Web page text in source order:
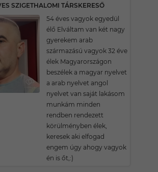
SZIGETHALOMI TÁRSKERESŐ
54 éves vagyok egyedül
élő Elváltam van két nagy
gyerekem arab
származású vagyok 32 éve
élek Magyarországon
beszélek a magyar nyelvet
a arab nyelvet angol
nyelvet van saját lakásom
munkám minden
rendben rendezett
körülményben élek,
keresek aki elfogad
engem úgy ahogy vagyok
én is őt,:)